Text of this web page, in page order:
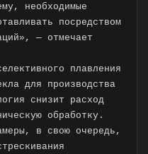
необходимые
посредством
— отмечает
плавления
для производства
снизит расход
обработку.
в свою очередь,